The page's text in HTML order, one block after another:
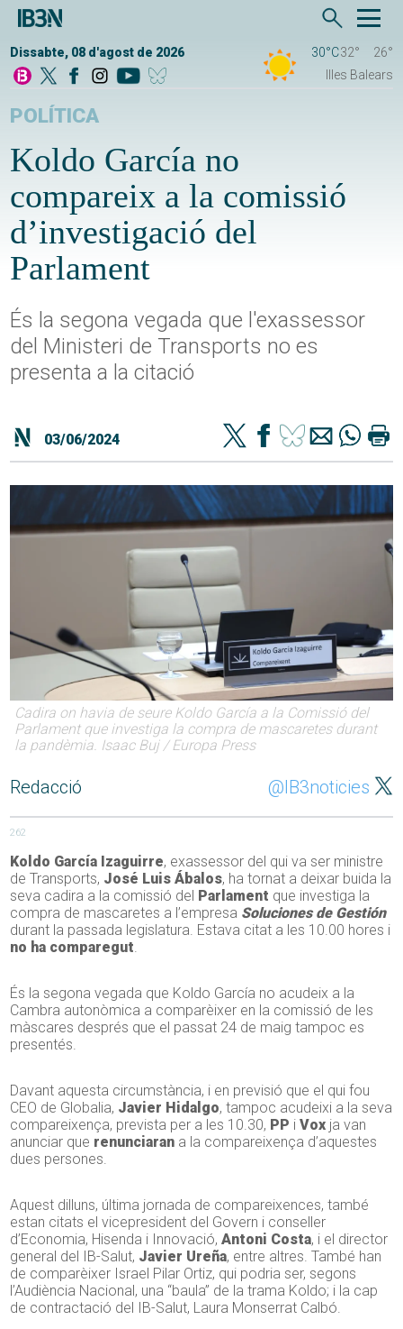
Dissabte, 08 d'agost de 2026 30°C32°
26°
Illes Balears
POLÍTICA
Koldo García no
compareix a la comissió
d’investigació del
Parlament
És la segona vegada que l'exassessor
del Ministeri de Transports no es
presenta a la citació
03/06/2024
Cadira on havia de seure Koldo García a la Comissió del
Parlament que investiga la compra de mascaretes durant
la pandèmia. Isaac Buj / Europa Press
Redacció @IB3noticies
262
Koldo García Izaguirre, exassessor del qui va ser ministre
de Transports, José Luis Ábalos, ha tornat a deixar buida la
seva cadira a la comissió del Parlament que investiga la
compra de mascaretes a l’empresa Soluciones de Gestión
durant la passada legislatura. Estava citat a les 10.00 hores i
no ha comparegut.
És la segona vegada que Koldo García no acudeix a la
Cambra autonòmica a comparèixer en la comissió de les
màscares després que el passat 24 de maig tampoc es
presentés.
Davant aquesta circumstància, i en previsió que el qui fou
CEO de Globalia, Javier Hidalgo, tampoc acudeixi a la seva
compareixença, prevista per a les 10.30, PP iVox ja van
anunciar que renunciaran a la compareixença d’aquestes
dues persones.
Aquest dilluns, última jornada de compareixences, també
estan citats el vicepresident del Govern i conseller
d’Economia, Hisenda i Innovació,Antoni Costa, i el director
general del
IB-Salut, Javier Ureña, entre altres. També han
de comparèixer Israel Pilar Ortiz, qui podria ser, segons
l’Audiència Nacional, una “baula” de la trama Koldo; i la cap
de contractació del
IB-Salut, Laura Monserrat Calbó.